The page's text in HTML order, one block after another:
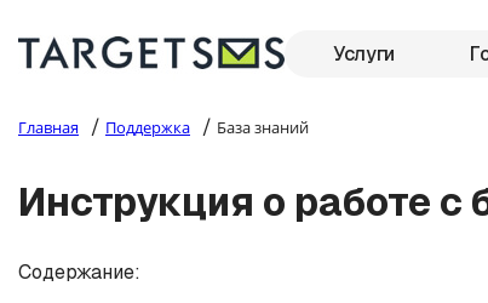
Услуги
Главная / Поддержка / База знаний
Инструкция о работе
Содержание: